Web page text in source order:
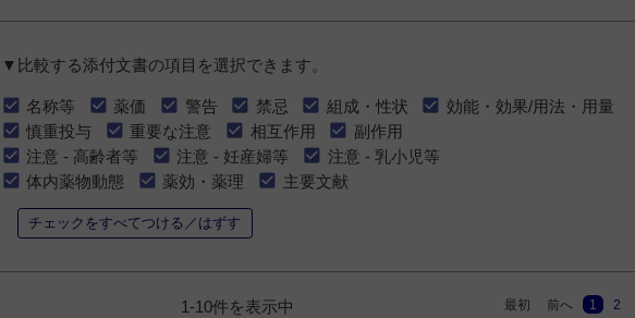
▼比較する添付文書の項目を選択できます。
名称等 薬価 警告 禁忌 組成・性状
効能・効果/用法・用量
慎重投与
重要な注意 相互作用
副作用
注意 - 高齢者等
注意 - 妊産婦等
注意 - 乳小児等
体内薬物動態
薬効・薬理 主要文献
チェックをすべてつける／はずす
1-10件を表示中 最初 前へ 1 2